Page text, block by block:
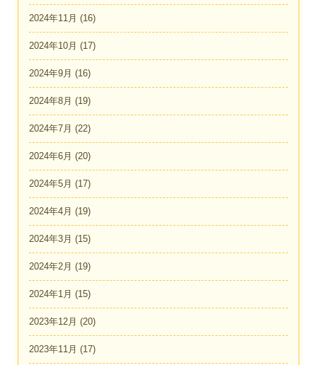
2024年11月 (16)
2024年10月 (17)
2024年9月 (16)
2024年8月 (19)
2024年7月 (22)
2024年6月 (20)
2024年5月 (17)
2024年4月 (19)
2024年3月 (15)
2024年2月 (19)
2024年1月 (15)
2023年12月 (20)
2023年11月 (17)